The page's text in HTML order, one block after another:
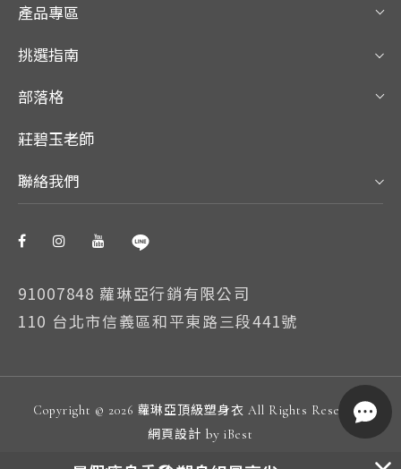
產品專區
挑選指南
部落格
莊碧玉老師
聯絡我們
91007848 蘿琳亞行銷有限公司
110 台北市信義區和平東路三段441號
Copyright © 2026 蘿琳亞頂級塑身衣 All Rights Reserved.
網頁設計 by iBest
我們使用 Cookie 以允許我們網站的正常工作、個性化設計內